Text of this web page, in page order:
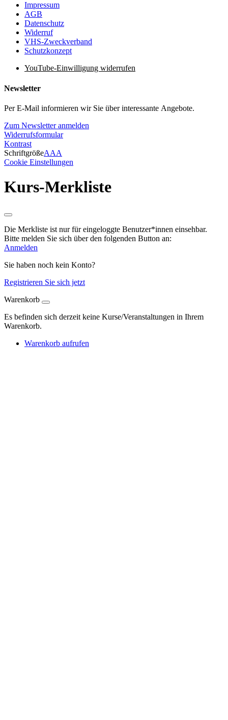
Impressum
AGB
Datenschutz
Widerruf
VHS-Zweckverband
Schutzkonzept
YouTube-Einwilligung widerrufen
Newsletter
Per E-Mail informieren wir Sie über interessante Angebote.
Zum Newsletter anmelden
Widerrufsformular
Kontrast
SchriftgrößeAAA
Cookie Einstellungen
Kurs-Merkliste
Die Merkliste ist nur für eingeloggte Benutzer*innen einsehbar.
Bitte melden Sie sich über den folgenden Button an:
Anmelden
Sie haben noch kein Konto?
Registrieren Sie sich jetzt
Warenkorb
Es befinden sich derzeit keine Kurse/Veranstaltungen in Ihrem
Warenkorb.
Warenkorb aufrufen